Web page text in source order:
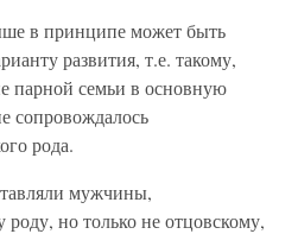
в принципе может быть
развития, т.е. такому,
парной семьи в основную
сопровождалось
рода.
мужчины,
но только не отцовскому,